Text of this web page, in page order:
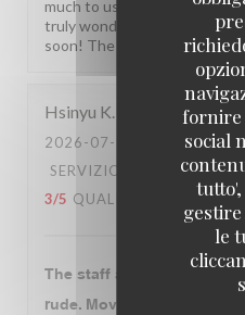
fornire
social
le
much to us, and knowing
truly wonderful. We look
soon! The Brasserie Lipp
Hsinyu K
2026-07-27
- 20:00 -
SERVIZIO
3/5 QUALITÀ / PREZZO: 1
The staff attended to us
rude. Moving around the